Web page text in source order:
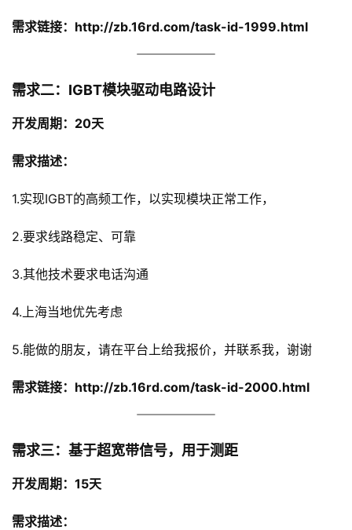
需求链接：http://zb.16rd.com/task-id-1999.html
需求二：IGBT模块驱动电路设计
开发周期：20天
需求描述：
1.实现IGBT的高频工作，以实现模块正常工作，
2.要求线路稳定、可靠
3.其他技术要求电话沟通
4.上海当地优先考虑
5.能做的朋友，请在平台上给我报价，并联系我，谢谢
需求链接：http://zb.16rd.com/task-id-2000.html
需求三：基于超宽带信号，用于测距
开发周期：15天
需求描述：